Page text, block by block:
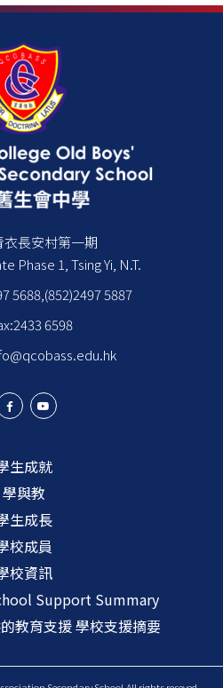
衣長安村第一期
Phase 1, Tsing Yi, N.T.
5688,(852)2497 5887
2433 6598
生成就
學與教
生成長
校成員
校資訊
Support Summary
教育支援 學校支援摘要